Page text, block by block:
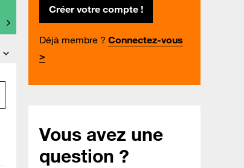
Créer votre compte !
Déjà membre ? Connectez-vous
>
Vous avez une
question ?